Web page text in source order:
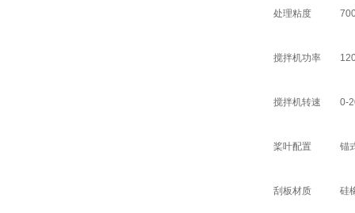
处理粘度
搅拌机功率
搅拌机转速 0-
桨叶配置 锚
刮板材质 硅